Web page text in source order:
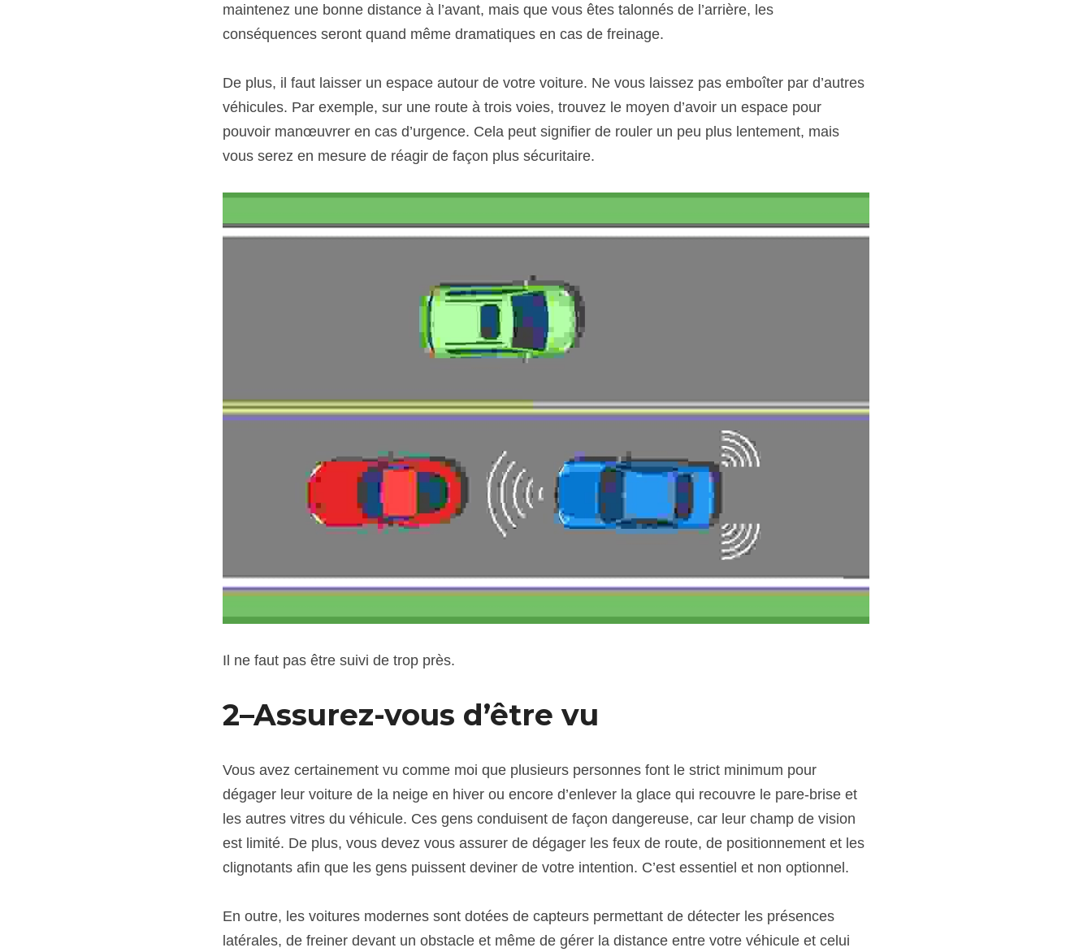
maintenez une bonne distance à l’avant, mais que vous êtes talonnés de l’arrière, les
conséquences seront quand même dramatiques en cas de freinage.
De plus, il faut laisser un espace autour de votre voiture. Ne vous laissez pas emboîter par d’autres
véhicules. Par exemple, sur une route à trois voies, trouvez le moyen d’avoir un espace pour
pouvoir manœuvrer en cas d’urgence. Cela peut signifier de rouler un peu plus lentement, mais
vous serez en mesure de réagir de façon plus sécuritaire.
Il ne faut pas être suivi de trop près.
2–Assurez-vous d’être vu
Vous avez certainement vu comme moi que plusieurs personnes font le strict minimum pour
dégager leur voiture de la neige en hiver ou encore d’enlever la glace qui recouvre le pare-brise et
les autres vitres du véhicule. Ces gens conduisent de façon dangereuse, car leur champ de vision
est limité. De plus, vous devez vous assurer de dégager les feux de route, de positionnement et les
clignotants afin que les gens puissent deviner de votre intention. C’est essentiel et non optionnel.
En outre, les voitures modernes sont dotées de capteurs permettant de détecter les présences
latérales, de freiner devant un obstacle et même de gérer la distance entre votre véhicule et celui